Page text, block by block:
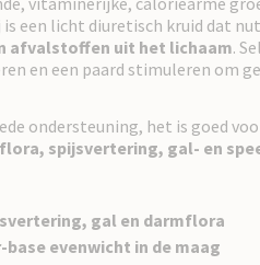
is een licht diuretisch kruid dat
afvalstoffen uit het lichaam.
en een paard stimuleren om
ondersteuning, het is goed
spijsvertering, gal- en
gal en darmflora
baseevenwicht in de maag